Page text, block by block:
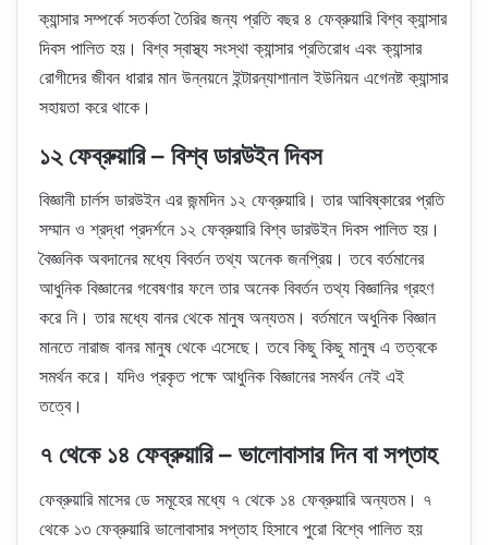
ক্যান্সার সম্পর্কে সতর্কতা তৈরির জন্য প্রতি বছর ৪ ফেব্রুয়ারি বিশ্ব ক্যান্সার
দিবস পালিত হয়। বিশ্ব স্বাস্থ্য সংস্থা ক্যান্সার প্রতিরোধ এবং ক্যান্সার
রোগীদের জীবন ধারার মান উন্নয়নে ইন্টারন্যাশানাল ইউনিয়ন এগেনষ্ট ক্যান্সার
সহায়তা করে থাকে।
১২ ফেব্রুয়ারি – বিশ্ব ডারউইন দিবস
বিজ্ঞানী চার্লস ডারউইন এর জন্মদিন ১২ ফেব্রুয়ারি। তার আবিষ্কারের প্রতি
সম্মান ও শ্রদ্ধা প্রদর্শনে ১২ ফেব্রুয়ারি বিশ্ব ডারউইন দিবস পালিত হয়।
বৈজ্ঞনিক অবদানের মধ্যে বিবর্তন তথ্য অনেক জনপ্রিয়। তবে বর্তমানের
আধুনিক বিজ্ঞানের গবেষণার ফলে তার অনেক বিবর্তন তথ্য বিজ্ঞানির গ্রহণ
করে নি। তার মধ্যে বানর থেকে মানুষ অন্যতম। বর্তমানে অধুনিক বিজ্ঞান
মানতে নারাজ বানর মানুষ থেকে এসেছে। তবে কিছু কিছু মানুষ এ তত্বকে
সমর্থন করে। যদিও প্রকৃত পক্ষে আধুনিক বিজ্ঞানের সমর্থন নেই এই
তত্বে।
৭ থেকে ১৪ ফেব্রুয়ারি – ভালোবাসার দিন বা সপ্তাহ
ফেব্রুয়ারি মাসের ডে সমূহের মধ্যে ৭ থেকে ১৪ ফেব্রুয়ারি অন্যতম। ৭
থেকে ১৩ ফেব্রুয়ারি ভালোবাসার সপ্তাহ হিসাবে পুরো বিশ্বে পালিত হয়